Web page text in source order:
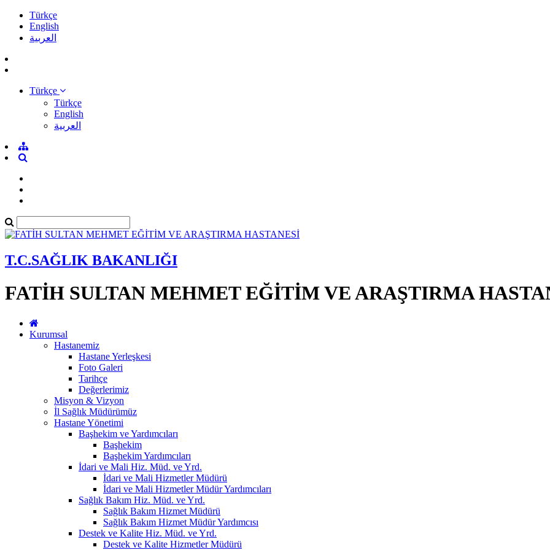
Türkçe
English
العربية
Türkçe
Türkçe
English
العربية
T.C.SAĞLIK BAKANLIĞI
FATİH SULTAN MEHMET EĞİTİM VE ARAŞTIRMA
Kurumsal
Hastanemiz
Hastane Yerleşkesi
Foto Galeri
Tarihçe
Değerlerimiz
Misyon & Vizyon
İl Sağlık Müdürümüz
Hastane Yönetimi
Başhekim ve Yardımcıları
Başhekim
Başhekim Yardımcıları
İdari ve Mali Hiz. Müd. ve Yrd.
İdari ve Mali Hizmetler Müdürü
İdari ve Mali Hizmetler Müdür Yardımcıları
Sağlık Bakım Hiz. Müd. ve Yrd.
Sağlık Bakım Hizmet Müdürü
Sağlık Bakım Hizmet Müdür Yardımcısı
Destek ve Kalite Hiz. Müd. ve Yrd.
Destek ve Kalite Hizmetler Müdürü